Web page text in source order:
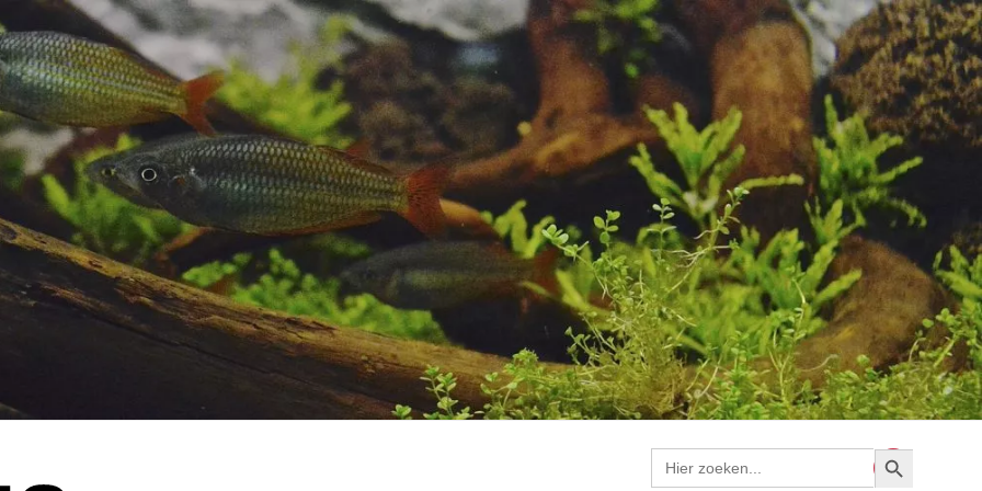
Zoek
naar:
Zoekknop